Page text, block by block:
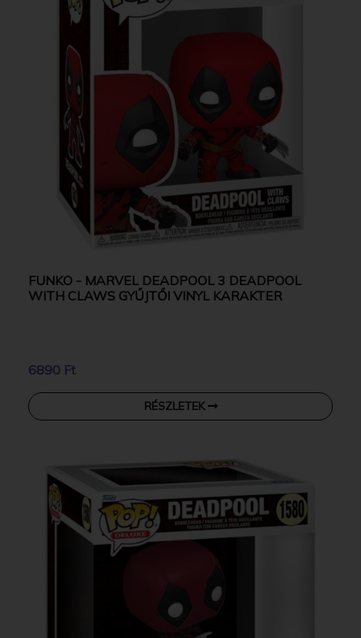
FUNKO - MARVEL DEADPOOL 3 DEADPOOL
WITH CLAWS GYŰJTŐI VINYL KARAKTER
6890 Ft
RÉSZLETEK